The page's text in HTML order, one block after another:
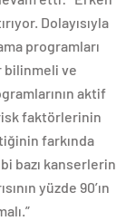
Dolayısıyla
programları
bilinmeli ve
aktif
faktörlerinin
farkında
bazı kanserlerin
yüzde 90’ın